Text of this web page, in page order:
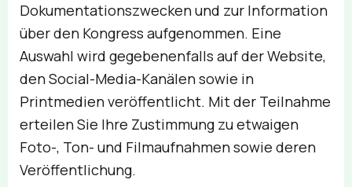
Dokumentationszwecken und zur Information
über den Kongress aufgenommen. Eine
Auswahl wird gegebenenfalls auf der Website,
den Social-Media-Kanälen sowie in
Printmedien veröffentlicht. Mit der Teilnahme
erteilen Sie Ihre Zustimmung zu etwaigen
Foto-, Ton- und Filmaufnahmen sowie deren
Veröffentlichung.